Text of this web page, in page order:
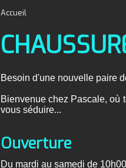
Accueil
Besoin d'une nouvelle paire
Bienvenue chez Pascale, où
vous séduire...
Ouverture
Du mardi au samedi de